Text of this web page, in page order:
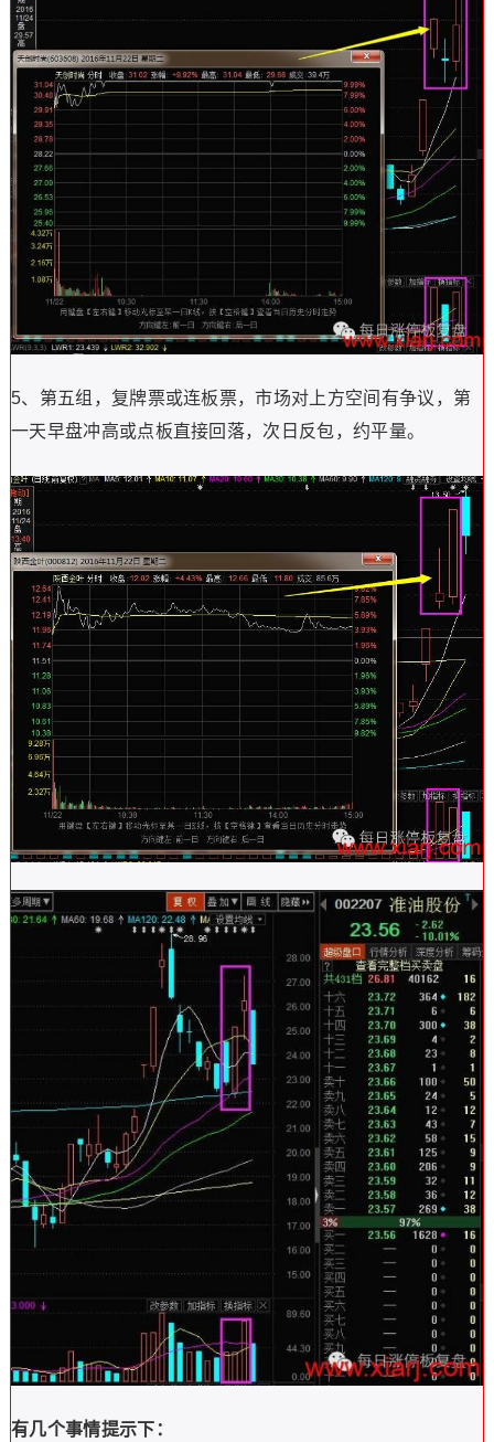
5、第五组，复牌票或连板票，市场对上方空间有争议，第
一天早盘冲高或点板直接回落，次日反包，约平量。
有几个事情提示下：